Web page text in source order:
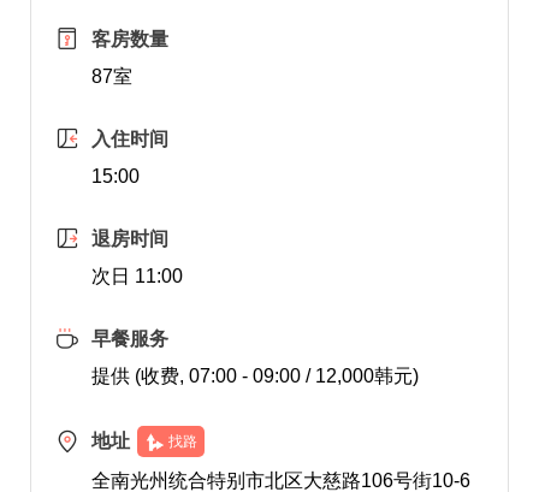
客房数量
87室
入住时间
15:00
退房时间
次日 11:00
早餐服务
提供 (收费, 07:00 - 09:00 / 12,000韩元)
地址 找路
全南光州统合特别市北区大慈路106号街10-6